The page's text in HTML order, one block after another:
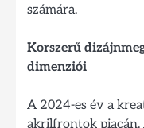
számára.
Korszerű
dimenziói
A 2024-es év a
akrilfrontok piacán.